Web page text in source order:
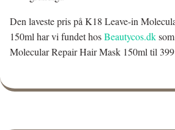
Den laveste pris på K18 Leave-in
150ml har vi fundet hosBeautycos.dk
Molecular Repair Hair Mask 150ml til